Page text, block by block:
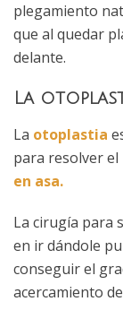
plegamiento
que al quedar
delante.
La
La otoplastia
para resolver
en asa.
La cirugía para
en ir dándole
conseguir el
acercamiento